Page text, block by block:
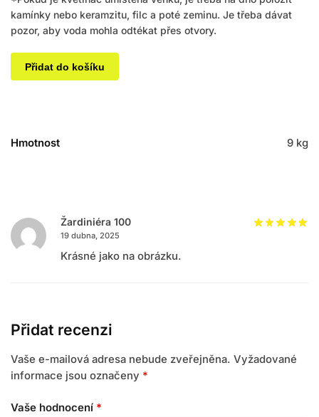
kamínky nebo keramzitu, filc a poté zeminu. Je třeba dávat
pozor, aby voda mohla odtékat přes otvory.
Přidat do košíku
Hmotnost 9 kg
Žardiniéra 100
19 dubna, 2025
Krásné jako na obrázku.
Přidat recenzi
Vaše e-mailová adresa nebude zveřejněna. Vyžadované
informace jsou označeny *
Vaše hodnocení *